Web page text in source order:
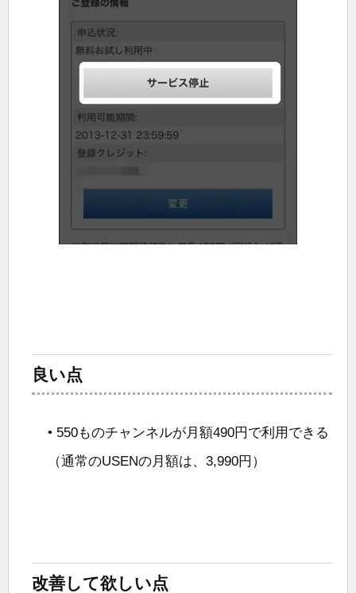
良い点
• 550ものチャンネルが月額490円で利用できる
（通常のUSENの月額は、3,990円）
改善して欲しい点